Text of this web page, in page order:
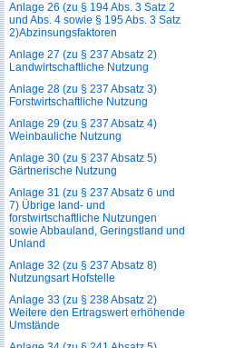
Anlage 26 (zu § 194 Abs. 3 Satz 2
und Abs. 4 sowie § 195 Abs. 3 Satz
2)Abzinsungsfaktoren
Anlage 27 (zu § 237 Absatz 2)
Landwirtschaftliche Nutzung
Anlage 28 (zu § 237 Absatz 3)
Forstwirtschaftliche Nutzung
Anlage 29 (zu § 237 Absatz 4)
Weinbauliche Nutzung
Anlage 30 (zu § 237 Absatz 5)
Gärtnerische Nutzung
Anlage 31 (zu § 237 Absatz 6 und
7) Übrige land- und
forstwirtschaftliche Nutzungen
sowie Abbauland, Geringstland und
Unland
Anlage 32 (zu § 237 Absatz 8)
Nutzungsart Hofstelle
Anlage 33 (zu § 238 Absatz 2)
Weitere den Ertragswert erhöhende
Umstände